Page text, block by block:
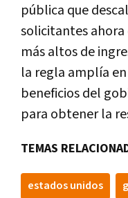
pública que
solicitantes
más altos de
la regla amplía
beneficios del
para obtener la
TEMAS
estados unidos